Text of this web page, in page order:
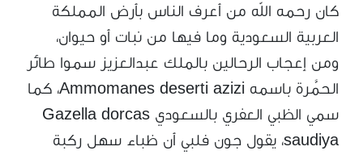
كان رحمه الله من أعرف الناس بأرض المملكة
العربية السعودية وما فيها من نبات أو حيوان،
ومن إعجاب الرحالين بالملك عبدالعزيز سموا طائر
الحمَّرة باسمه Ammomanes deserti azizi، كما
سمي الظبي العفري بالسعودي Gazella dorcas
saudiya، يقول جون فلبي أن ظباء سهل ركبة